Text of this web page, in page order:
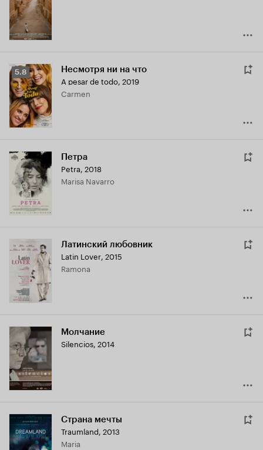
Рейтинг
Кинопоиска
5.8
5.8 Несмотря ни на что
A pesar de todo, 2019
Carmen
Петра
Petra, 2018
Marisa Navarro
Латинский любовник
Latin Lover, 2015
Ramona
Молчание
Silencios, 2014
Страна мечты
Traumland, 2013
Maria